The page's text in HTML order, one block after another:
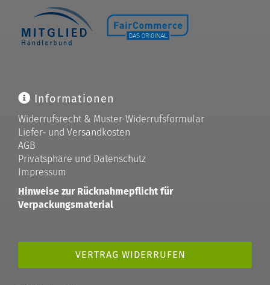
Informationen
Widerrufsrecht & Muster-Widerrufsformular
Liefer- und Versandkosten
AGB
Privatsphäre und Datenschutz
Impressum
Hinweise zur Rücknahmepflicht für
Verpackungsmaterial
VERTRAG WIDERRUFEN